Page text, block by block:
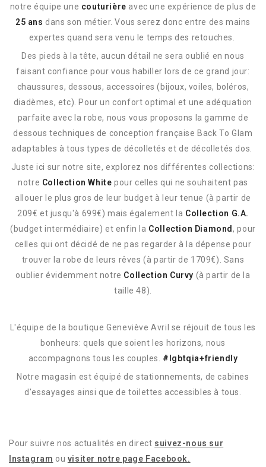
notre équipe une couturière avec une expérience de plus de
25 ans dans son métier. Vous serez donc entre des mains
expertes quand sera venu le temps des retouches.
Des pieds à la tête, aucun détail ne sera oublié en nous
faisant confiance pour vous habiller lors de ce grand jour:
chaussures, dessous, accessoires (bijoux, voiles, boléros,
diadèmes, etc). Pour un confort optimal et une adéquation
parfaite avec la robe, nous vous proposons la gamme de
dessous techniques de conception française Back To Glam
adaptables à tous types de décolletés et de décolletés dos.
Juste ici sur notre site, explorez nos différentes collections:
notre Collection White pour celles qui ne souhaitent pas
allouer le plus gros de leur budget à leur tenue (à partir de
209€ et jusqu'à 699€) mais également la Collection G.A.
(budget intermédiaire) et enfin la Collection Diamond, pour
celles qui ont décidé de ne pas regarder à la dépense pour
trouver la robe de leurs rêves (à partir de 1709€). Sans
oublier évidemment notre Collection Curvy (à partir de la
taille 48).
L'équipe de la boutique Geneviève Avril se réjouit de tous les
bonheurs: quels que soient les horizons, nous
accompagnons tous les couples. #lgbtqia+friendly
Notre magasin est équipé de stationnements, de cabines
d'essayages ainsi que de toilettes accessibles à tous.
Pour suivre nos actualités en direct suivez-nous sur
Instagram ou visiter notre page Facebook.